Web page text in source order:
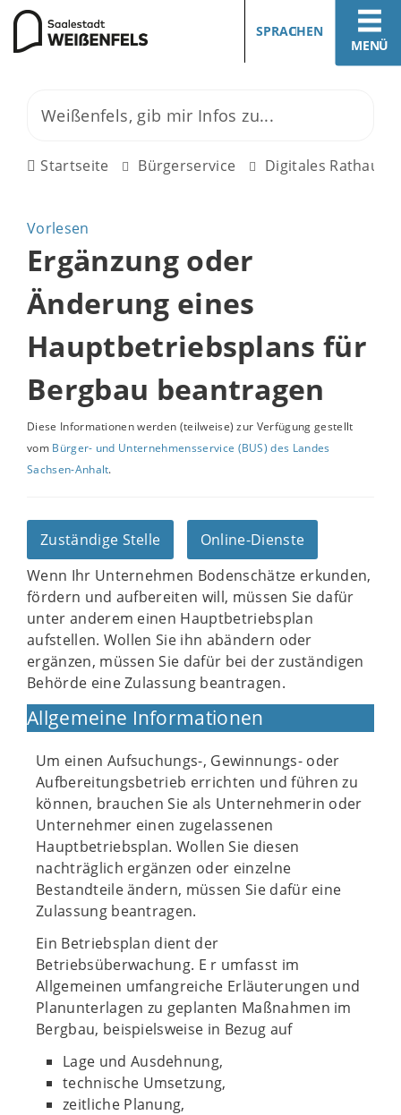
MENÜ
SPRACHEN
Startseite Bürgerservice Digitales Rathaus
Vorlesen
Ergänzung oder
Änderung eines
Hauptbetriebsplans für
Bergbau beantragen
Diese Informationen werden (teilweise) zur Verfügung gestellt
vom Bürger- und Unternehmensservice (BUS) des Landes
Sachsen-Anhalt.
Zuständige Stelle
Online-Dienste
Wenn Ihr Unternehmen Bodenschätze erkunden,
fördern und aufbereiten will, müssen Sie dafür
unter anderem einen Hauptbetriebsplan
aufstellen. Wollen Sie ihn abändern oder
ergänzen, müssen Sie dafür bei der zuständigen
Behörde eine Zulassung beantragen.
Allgemeine Informationen
Um einen Aufsuchungs-, Gewinnungs- oder
Aufbereitungsbetrieb errichten und führen zu
können, brauchen Sie als Unternehmerin oder
Unternehmer einen zugelassenen
Hauptbetriebsplan. Wollen Sie diesen
nachträglich ergänzen oder einzelne
Bestandteile ändern, müssen Sie dafür eine
Zulassung beantragen.
Ein Betriebsplan dient der
Betriebsüberwachung. E r umfasst im
Allgemeinen umfangreiche Erläuterungen und
Planunterlagen zu geplanten Maßnahmen im
Bergbau, beispielsweise in Bezug auf
Lage und Ausdehnung,
technische Umsetzung,
zeitliche Planung,